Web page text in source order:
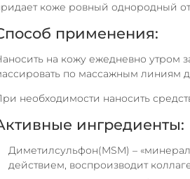
коже ровный однородный
применения:
на кожу ежедневно утром
по массажным линиям
необходимости наносить
ингредиенты:
Диметилсульфон(MSM) –
действием, воспроизводит